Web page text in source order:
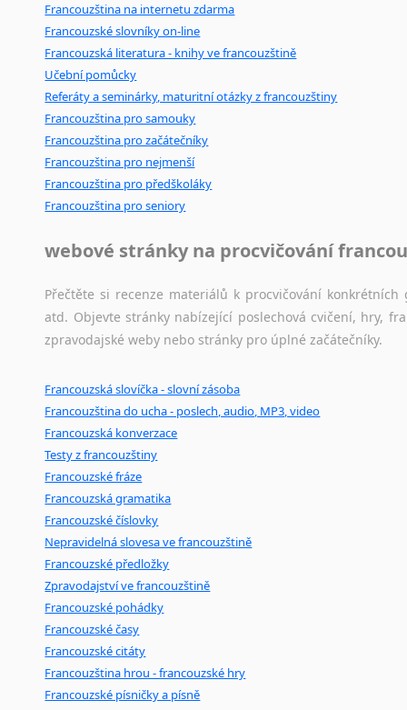
Francouzština na internetu zdarma
Francouzské slovníky on-line
Francouzská literatura - knihy ve francouzštině
Učební pomůcky
Referáty a seminárky, maturitní otázky z francouzštiny
Francouzština pro samouky
Francouzština pro začátečníky
Francouzština pro nejmenší
Francouzština pro předškoláky
Francouzština pro seniory
webové stránky na procvičování
Přečtěte si recenze materiálů k procvičování
atd. Objevte stránky nabízející poslechová cvičení, hry,
zpravodajské weby nebo stránky pro úplné začátečníky.
Francouzská slovíčka - slovní zásoba
Francouzština do ucha - poslech, audio, MP3, video
Francouzská konverzace
Testy z francouzštiny
Francouzské fráze
Francouzská gramatika
Francouzské číslovky
Nepravidelná slovesa ve francouzštině
Francouzské předložky
Zpravodajství ve francouzštině
Francouzské pohádky
Francouzské časy
Francouzské citáty
Francouzština hrou - francouzské hry
Francouzské písničky a písně